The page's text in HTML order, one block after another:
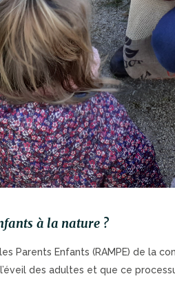
à la nature ?
Parents Enfants (RAMPE) de la
des adultes et que ce